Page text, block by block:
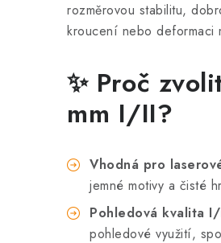
rozměrovou stabilitu,
kroucení nebo deformaci
✨ Proč
mm I/II?
Vhodná pro
jemné motivy a čisté
Pohledová kvalita
pohledové využití,